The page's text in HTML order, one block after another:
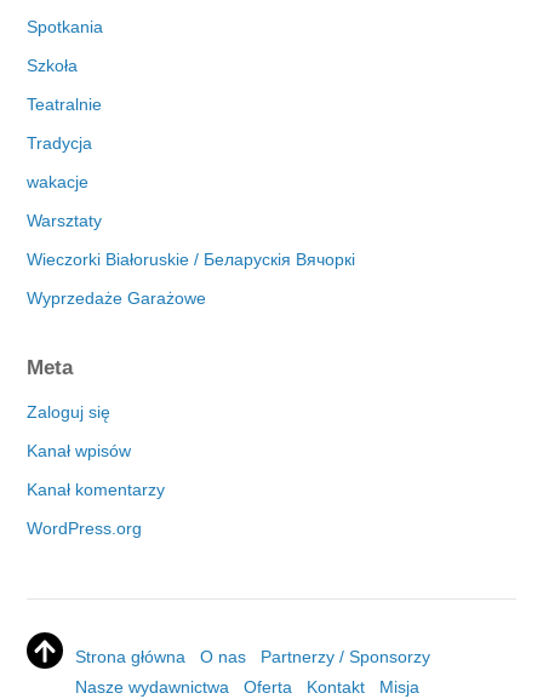
Spotkania
Szkoła
Teatralnie
Tradycja
wakacje
Warsztaty
Wieczorki Białoruskie / Беларускія Вячоркі
Wyprzedaże Garażowe
Meta
Zaloguj się
Kanał wpisów
Kanał komentarzy
WordPress.org
Strona główna O nas
Partnerzy / Sponsorzy
Nasze wydawnictwa
Oferta Kontakt Misja